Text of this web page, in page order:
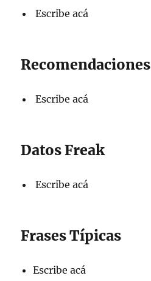
Escribe acá
Recomendaciones
Escribe acá
Datos Freak
Escribe acá
Frases Típicas
Escribe acá